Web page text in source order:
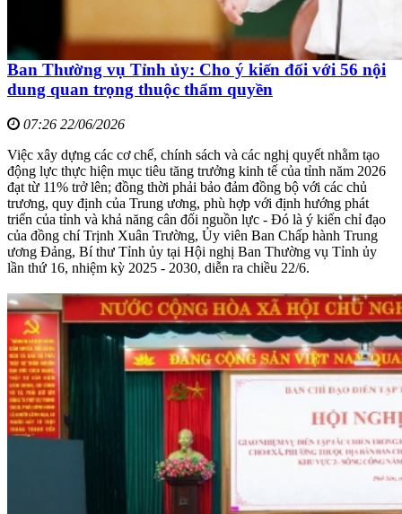
Ban Thường vụ Tỉnh ủy: Cho ý kiến đối với 56 nội
dung quan trọng thuộc thẩm quyền
07:26 22/06/2026
Việc xây dựng các cơ chế, chính sách và các nghị quyết nhằm tạo
động lực thực hiện mục tiêu tăng trưởng kinh tế của tỉnh năm 2026
đạt từ 11% trở lên; đồng thời phải bảo đảm đồng bộ với các chủ
trương, quy định của Trung ương, phù hợp với định hướng phát
triển của tỉnh và khả năng cân đối nguồn lực - Đó là ý kiến chỉ đạo
của đồng chí Trịnh Xuân Trường, Ủy viên Ban Chấp hành Trung
ương Đảng, Bí thư Tỉnh ủy tại Hội nghị Ban Thường vụ Tỉnh ủy
lần thứ 16, nhiệm kỳ 2025 - 2030, diễn ra chiều 22/6.